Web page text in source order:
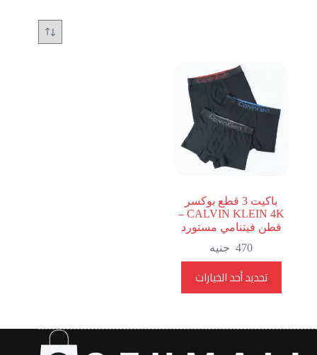
باكيت 3 قطع بوكسر
CALVIN KLEIN 4K –
قطن فيتنامي مستورد
470 جنيه
تحديد أحد الخيارات
العديد
من